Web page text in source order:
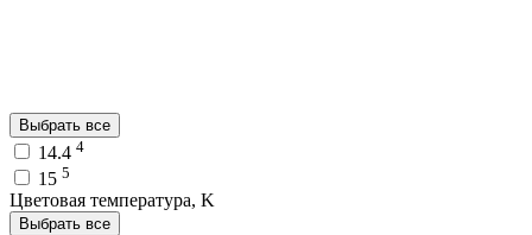
Выбрать все
14.4 4
15 5
Цветовая температура, K
Выбрать все